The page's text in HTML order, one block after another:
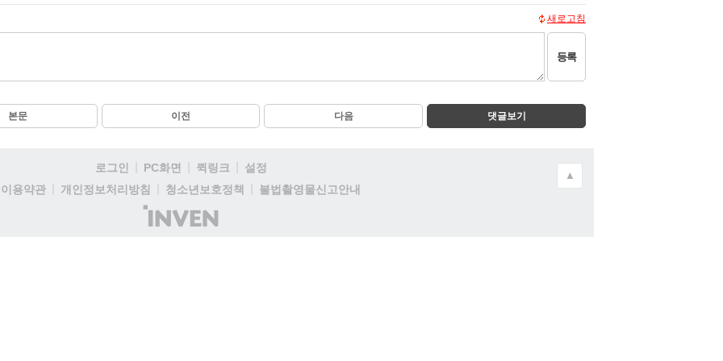
새로고침
등록
본문 이전 다음 댓글보기
로그인 PC화면 퀵링크
설정
이용약관
개인정보처리방침 청소년보호정책
불법촬영물신고안내
(주)
인
▲